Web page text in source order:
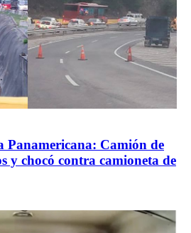
Panamericana: Camión de
y chocó contra camioneta de